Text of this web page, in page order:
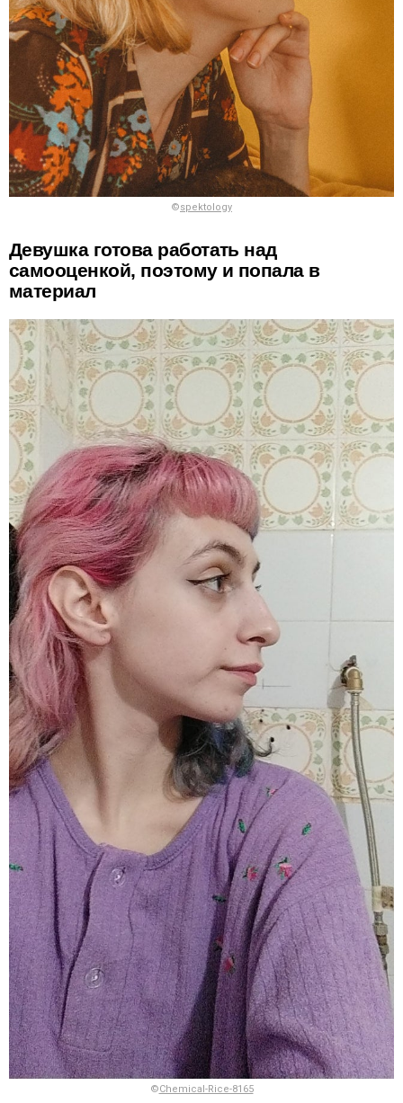
©spektology
Девушка готова работать над
самооценкой, поэтому и попала в
материал
©Chemical-Rice-8165